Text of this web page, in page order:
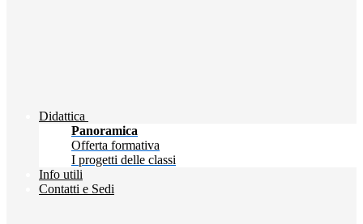
Didattica
Panoramica
Offerta formativa
I progetti delle classi
Info utili
Contatti e Sedi